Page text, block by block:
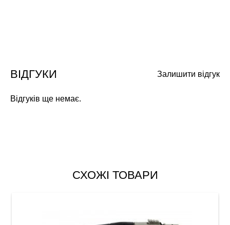
Залишити відгук
ВІДГУКИ
Відгуків ще немає.
СХОЖІ ТОВАРИ